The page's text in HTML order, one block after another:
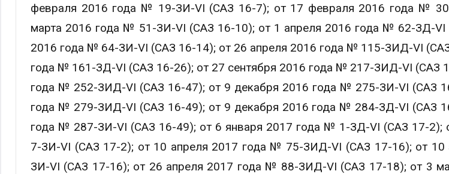
февраля 2016 года № 19-ЗИ-VI (САЗ 16-7); от 17 февраля 2016 года №
марта 2016 года № 51-ЗИ-VI (САЗ 16-10); от 1 апреля 2016 года № 62-ЗД-VI
2016 года № 64-ЗИ-VI (САЗ 16-14); от 26 апреля 2016 года № 115-ЗИД-VI
года № 161-ЗД-VI (САЗ 16-26); от 27 сентября 2016 года № 217-ЗИД-VI (САЗ
года № 252-ЗИД-VI (САЗ 16-47); от 9 декабря 2016 года № 275-ЗИ-VI (САЗ
года № 279-ЗИД-VI (САЗ 16-49); от 9 декабря 2016 года № 284-ЗД-VI (САЗ
года № 287-ЗИ-VI (САЗ 16-49); от 6 января 2017 года № 1-ЗД-VI (САЗ 17-2);
7-ЗИ-VI (САЗ 17-2); от 10 апреля 2017 года № 75-ЗИД-VI (САЗ 17-16); от
ЗИ-VI (САЗ 17-16); от 26 апреля 2017 года № 88-ЗИД-VI (САЗ 17-18); от 3